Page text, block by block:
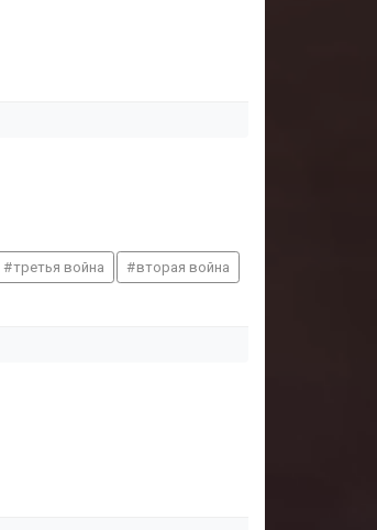
третья война вторая война